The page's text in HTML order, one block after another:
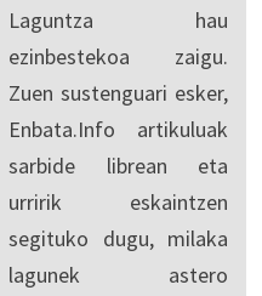
Laguntza hau
ezinbestekoa zaigu.
Zuen sustenguari esker,
Enbata.Info artikuluak
sarbide librean eta
urririk eskaintzen
segituko dugu, milaka
lagunek astero